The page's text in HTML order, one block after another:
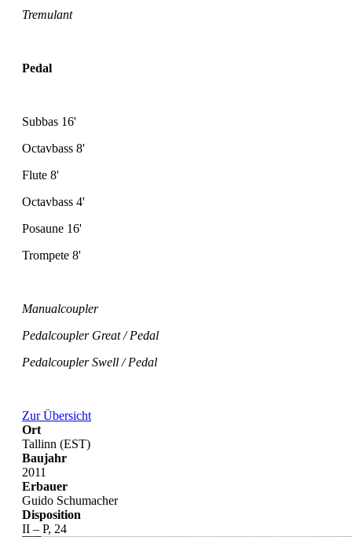
Tremulant
Pedal
Subbas 16'
Octavbass 8'
Flute 8'
Octavbass 4'
Posaune 16'
Trompete 8'
Manualcoupler
Pedalcoupler Great / Pedal
Pedalcoupler Swell / Pedal
Zur Übersicht
Ort
Tallinn (EST)
Baujahr
2011
Erbauer
Guido Schumacher
Disposition
II – P, 24